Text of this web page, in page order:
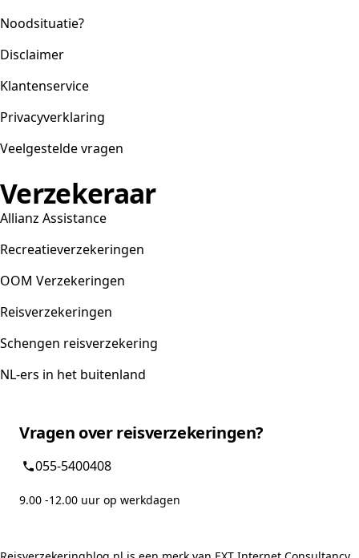
Noodsituatie?
Disclaimer
Klantenservice
Privacyverklaring
Veelgestelde vragen
Verzekeraar
Allianz Assistance
Recreatieverzekeringen
OOM Verzekeringen
Reisverzekeringen
Schengen reisverzekering
NL-ers in het buitenland
Vragen over reisverzekeringen?
055-5400408
9.00 -12.00 uur op werkdagen